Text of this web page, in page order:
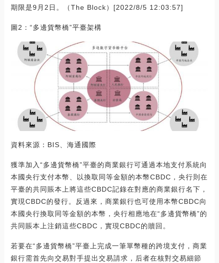
期限是9月2日。（The Block）[2022/8/5 12:03:57]
圖2：“多邊貨幣橋”平臺架構
資料來源：BIS、海通國際
獲準加入“多邊貨幣橋”平臺的商業銀行可通過本地支付系統向
本國央行支付本幣、以換取同等金額的本幣CBDC，央行則在
平臺的共同賬本上將這些CBDC記錄在對應的商業銀行名下，
實現CBDC的發行。反過來，商業銀行也可使用本幣CBDC向
本國央行換取同等金額的本幣，央行相應地在“多邊貨幣橋”的
共同賬本上注銷這些CBDC，實現CBDC的贖回。
若要在“多邊貨幣橋”平臺上完成一筆單幣種的跨境支付，商業
銀行需首先向交易對手提出交易請求，后者在核對交易細節